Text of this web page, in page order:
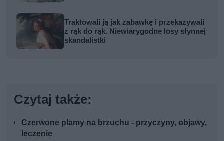
Traktowali ją jak zabawkę i przekazywali
z rąk do rąk. Niewiarygodne losy słynnej
skandalistki
Czytaj także:
Czerwone plamy na brzuchu - przyczyny, objawy,
leczenie